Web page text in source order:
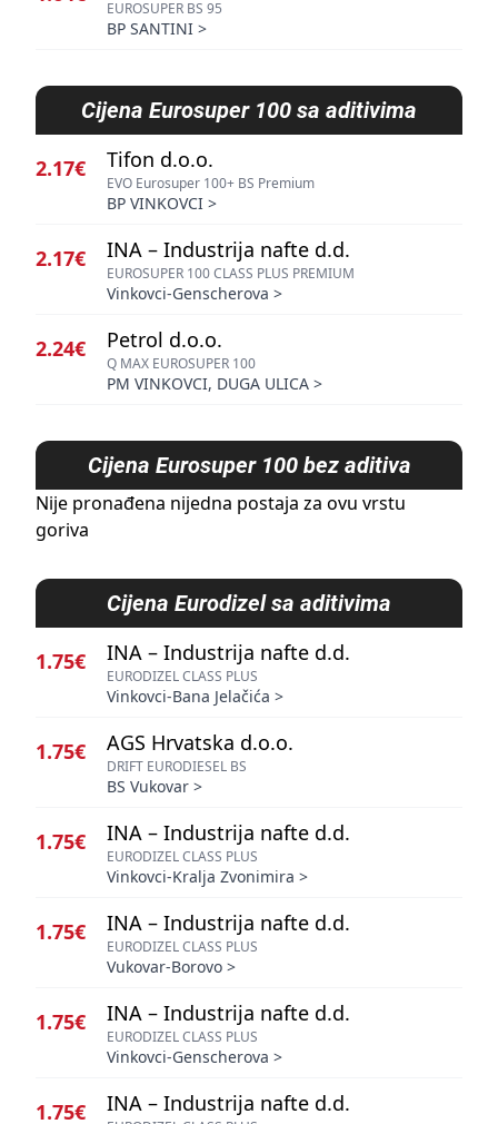
EUROSUPER BS 95
BP SANTINI >
Cijena Eurosuper 100 sa aditivima
2.17€ Tifon d.o.o.
EVO Eurosuper 100+ BS Premium
BP VINKOVCI >
2.17€ INA – Industrija nafte d.d.
EUROSUPER 100 CLASS PLUS PREMIUM
Vinkovci-Genscherova >
2.24€ Petrol d.o.o.
Q MAX EUROSUPER 100
PM VINKOVCI, DUGA ULICA >
Cijena Eurosuper 100 bez aditiva
Nije pronađena nijedna postaja za ovu vrstu
goriva
Cijena Eurodizel sa aditivima
1.75€ INA – Industrija nafte d.d.
EURODIZEL CLASS PLUS
Vinkovci-Bana Jelačića >
1.75€ AGS Hrvatska d.o.o.
DRIFT EURODIESEL BS
BS Vukovar >
1.75€ INA – Industrija nafte d.d.
EURODIZEL CLASS PLUS
Vinkovci-Kralja Zvonimira >
1.75€ INA – Industrija nafte d.d.
EURODIZEL CLASS PLUS
Vukovar-Borovo >
1.75€ INA – Industrija nafte d.d.
EURODIZEL CLASS PLUS
Vinkovci-Genscherova >
1.75€ INA – Industrija nafte d.d.